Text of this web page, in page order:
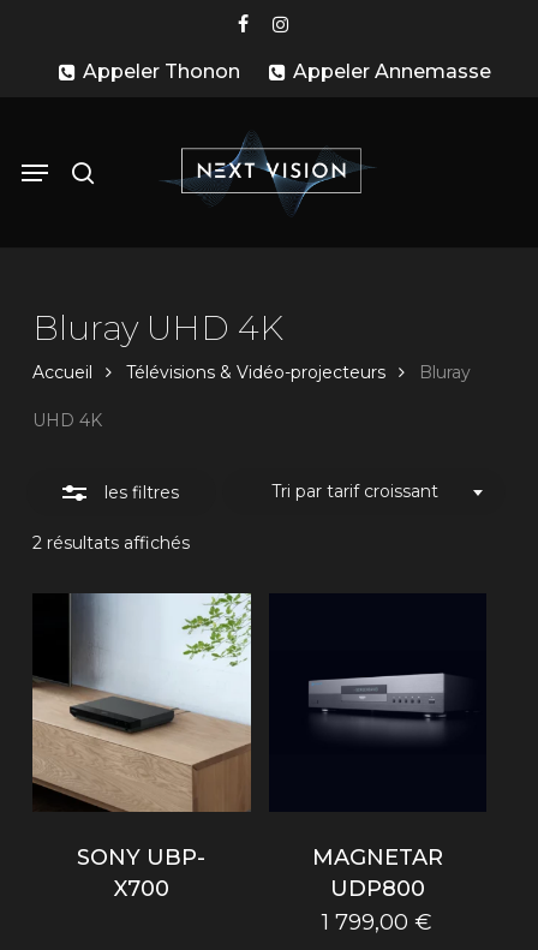
facebook
instagram
Appeler Thonon
Appeler Annemasse
Menu
Bluray UHD 4K
Accueil Télévisions & Vidéo-projecteurs Bluray
UHD 4K
les filtres
2 résultats affichésTrié
croissant
Tri par tarif croissant
Filters
SONY UBP-
X700
MAGNETAR
UDP800
1 799,00€